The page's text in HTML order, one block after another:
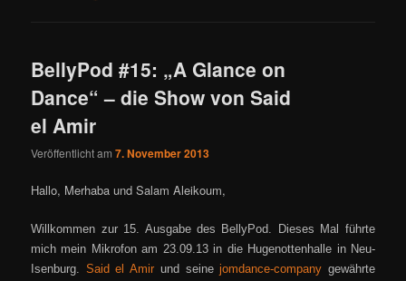
BellyPod #15: „A Glance on
Dance“ – die Show von Said
el Amir
Veröffentlicht am7. November 2013
Hallo, Merhaba und Salam Aleikoum,
Willkommen zur 15. Ausgabe des BellyPod. Dieses Mal führte
mich mein Mikrofon am 23.09.13 in die Hugenottenhalle in Neu-
Isenburg. Said el Amir und seinejomdance-company gewährte